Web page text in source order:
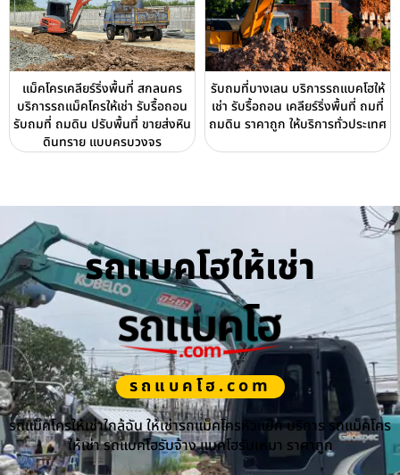
แม็คโครเคลียร์ริ่งพื้นที่ สกลนคร
บริการรถแม็คโครให้เช่า รับรื้อถอน
รับถมที่ ถมดิน ปรับพื้นที่ ขายส่งหิน
ดินทราย แบบครบวงจร
รับถมที่บางเลน บริการรถแบคโฮให้
เช่า รับรื้อถอน เคลียร์ริ่งพื้นที่ ถมที่
ถมดิน ราคาถูก ให้บริการทั่วประเทศ
รถแบคโฮให้เช่า
รถแบคโฮ.com
รถแม็คโครให้เช่าใกล้ฉัน ให้เช่ารถแม็คโครหัวแย็ก บริการ รถแม็คโคร
ให้เช่า รถแบคโฮรับจ้าง แบคโฮรับเหมา ราคาถูก